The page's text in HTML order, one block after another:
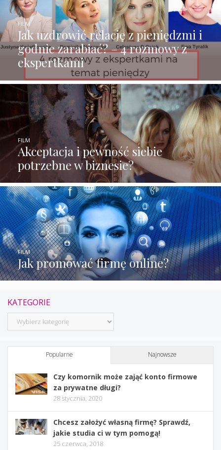
Jak uzdrowić relację z pieniędzmi i
godnie zarabiać? – 4 rozmowy z
ekspertkami
FILM
Akceptacja i pewność siebie
potrzebne w biznesie?
FILM
Jak promować firmę online?
FILM
KATEGORIE
Kategorie
Popularne Najnowsze
Czy komornik może zająć konto firmowe
za prywatne długi?
28 stycznia, 2020
Chcesz założyć własną firmę? Sprawdź,
jakie studia ci w tym pomogą!
25 czerwca, 2018